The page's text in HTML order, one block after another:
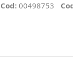
Cod: 00498753